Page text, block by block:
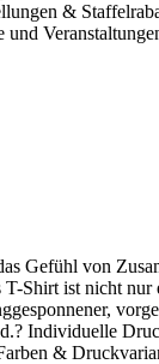
&
Gefühl von
Shirt ist nicht
Individuelle
&